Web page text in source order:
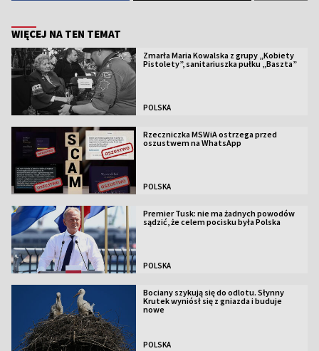
WIĘCEJ NA TEN TEMAT
Zmarła Maria Kowalska z grupy „Kobiety
Pistolety”, sanitariuszka pułku „Baszta”
POLSKA
Rzeczniczka MSWiA ostrzega przed
oszustwem na WhatsApp
POLSKA
Premier Tusk: nie ma żadnych powodów
sądzić, że celem pocisku była Polska
POLSKA
Bociany szykują się do odlotu. Słynny
Krutek wyniósł się z gniazda i buduje
nowe
POLSKA